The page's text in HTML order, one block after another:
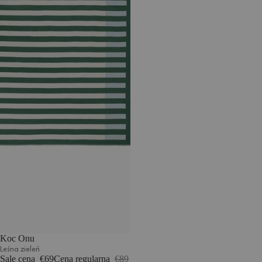
Koc Onu
Leśna zieleń
Sale cena €69Cena regularna €89